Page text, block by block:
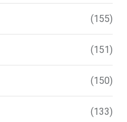
(155)
(151)
(150)
(133)